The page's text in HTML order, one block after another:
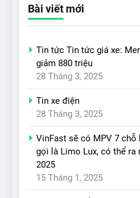
Bài viết mới
Tin tức Tin tức giá xe:
giảm 880 triệu
28 Tháng 3, 2025
Tin xe điện
28 Tháng 3, 2025
VinFast sẽ có MPV 7 chỗ
gọi là Limo Lux, có thể ra
2025
15 Tháng 1, 2025